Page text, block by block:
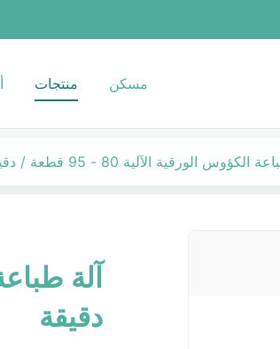
مسكن منتجات
الكؤوس الورقية الآلية 80 - 95 قطعة / دقيقة
دقيقة